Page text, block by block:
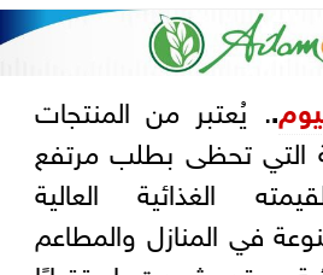
.. يُعتبر من المنتجات
التي تحظى بطلب مرتفع
الغذائية العالية
في المنازل والمطاعم